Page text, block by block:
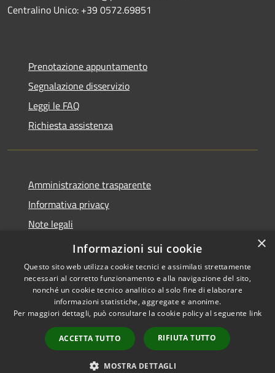
Centralino Unico: +39 0572.69851
Prenotazione appuntamento
Segnalazione disservizio
Leggi le FAQ
Richiesta assistenza
Amministrazione trasparente
Informativa privacy
Note legali
Dichiarazione di accessibilità
Accessibilità
Copyright © 2026 • Comune di
Marliana • Powered by
Municipium•
Accesso
redazione
×
Informazioni sui cookie
Questo sito web utilizza cookie tecnici e assimilati strettamente
necessari al corretto funzionamento e alla navigazione del sito,
nonché un cookie tecnico analitico al solo fine di elaborare
informazioni statistiche, aggregate e anonime.
Per maggiori dettagli, può consultare la cookie policy al seguente link
ACCETTA TUTTO RIFIUTA TUTTO
MOSTRA DETTAGLI